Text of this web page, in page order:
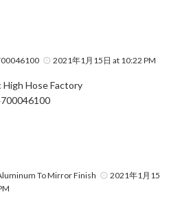
2021年1月15日 at 10:22 PM
High Hose Factory
To Mirror Finish
2021年1月15